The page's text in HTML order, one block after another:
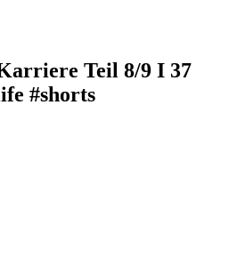
Teil 8/9 I 37
#shorts